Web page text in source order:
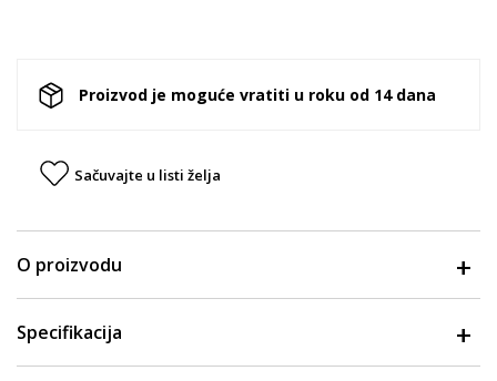
Proizvod je moguće vratiti u roku od 14 dana
Sačuvajte u listi želja
O proizvodu
Specifikacija